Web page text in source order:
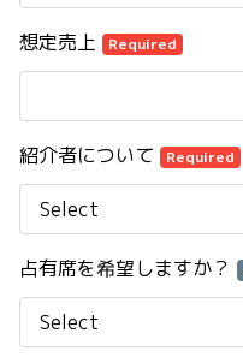
想定売上 Required
紹介者について Required
占有席を希望しますか？